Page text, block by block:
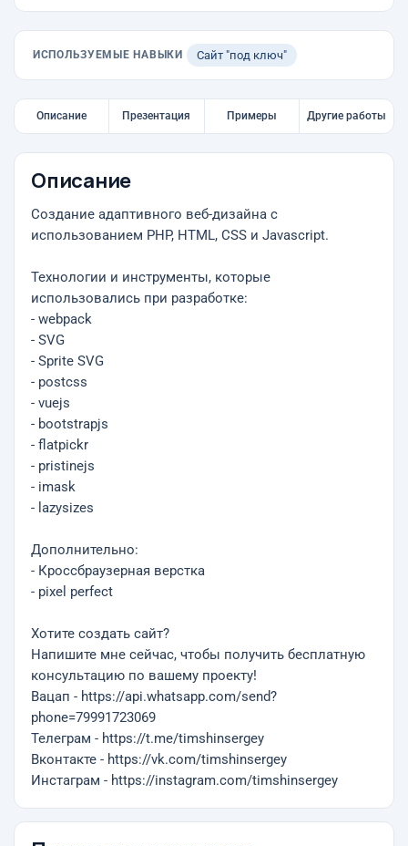
ИСПОЛЬЗУЕМЫЕ НАВЫКИ Сайт "под ключ"
Описание Презентация Примеры Другие работы
Описание
Создание адаптивного веб-дизайна с
использованием PHP, HTML, CSS и Javascript.
Технологии и инструменты, которые
использовались при разработке:
- webpack
- SVG
- Sprite SVG
- postcss
- vuejs
- bootstrapjs
- flatpickr
- pristinejs
- imask
- lazysizes
Дополнительно:
- Кроссбраузерная верстка
- pixel perfect
Хотите создать сайт?
Напишите мне сейчас, чтобы получить бесплатную
консультацию по вашему проекту!
Вацап - https://api.whatsapp.com/send?
phone=79991723069
Телеграм - https://t.me/timshinsergey
Вконтакте - https://vk.com/timshinsergey
Инстаграм - https://instagram.com/timshinsergey